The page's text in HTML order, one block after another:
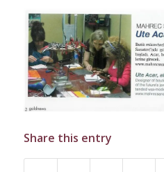
Share this entry